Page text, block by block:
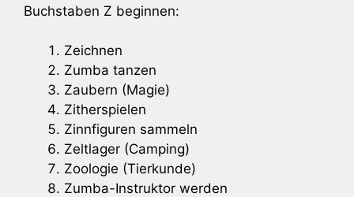
Buchstaben Z beginnen:
Zeichnen
Zumba tanzen
Zaubern (Magie)
Zitherspielen
Zinnfiguren sammeln
Zeltlager (Camping)
Zoologie (Tierkunde)
Zumba-Instruktor werden